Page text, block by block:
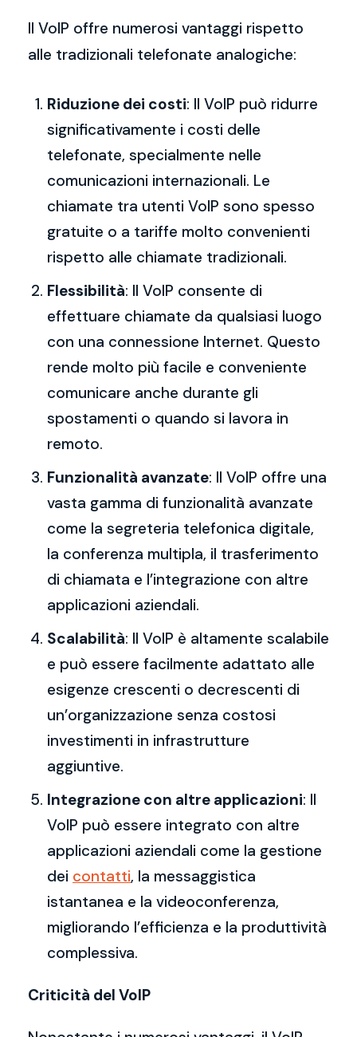
Il VoIP offre numerosi vantaggi rispetto
alle tradizionali telefonate analogiche:
Riduzione dei costi: Il VoIP può ridurre
significativamente i costi delle
telefonate, specialmente nelle
comunicazioni internazionali. Le
chiamate tra utenti VoIP sono spesso
gratuite o a tariffe molto convenienti
rispetto alle chiamate tradizionali.
Flessibilità: Il VoIP consente di
effettuare chiamate da qualsiasi luogo
con una connessione Internet. Questo
rende molto più facile e conveniente
comunicare anche durante gli
spostamenti o quando si lavora in
remoto.
Funzionalità avanzate: Il VoIP offre una
vasta gamma di funzionalità avanzate
come la segreteria telefonica digitale,
la conferenza multipla, il trasferimento
di chiamata e l’integrazione con altre
applicazioni aziendali.
Scalabilità: Il VoIP è altamente scalabile
e può essere facilmente adattato alle
esigenze crescenti o decrescenti di
un’organizzazione senza costosi
investimenti in infrastrutture
aggiuntive.
Integrazione con altre applicazioni: Il
VoIP può essere integrato con altre
applicazioni aziendali come la gestione
dei contatti, la messaggistica
istantanea e la videoconferenza,
migliorando l’efficienza e la produttività
complessiva.
Criticità del VoIP